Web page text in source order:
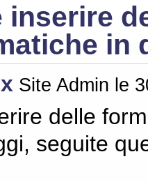
inserire
in
Site Admin le
delle
seguite